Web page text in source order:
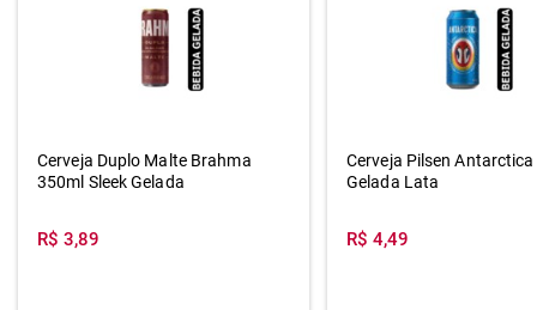
Cerveja Duplo Malte Brahma
350ml Sleek Gelada
R$ 3,89
Cerveja Pilsen
Gelada Lata
R$ 4,49